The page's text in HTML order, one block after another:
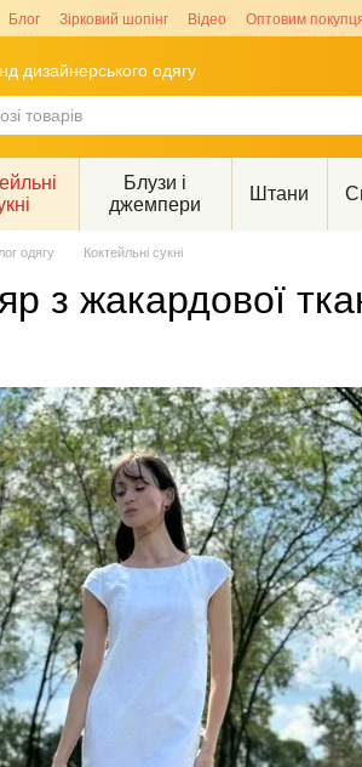
Блог Зірковий шопінг Відео Оптовим
дизайнерського одягу
Блузи і
джемпери
Штани
одягу Коктейльні сукні
з жакардової